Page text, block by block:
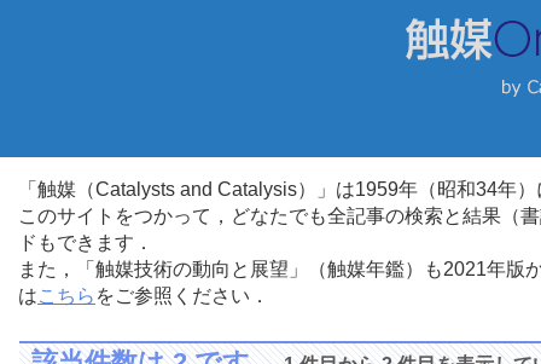
「触媒（Catalysts and Catalysis）」は1959年（昭和34年
このサイトをつかって，どなたでも全記事の検索と結果（
ドもできます．
また，「触媒技術の動向と展望」（触媒年鑑）も2021年
はこちら をご参照ください．